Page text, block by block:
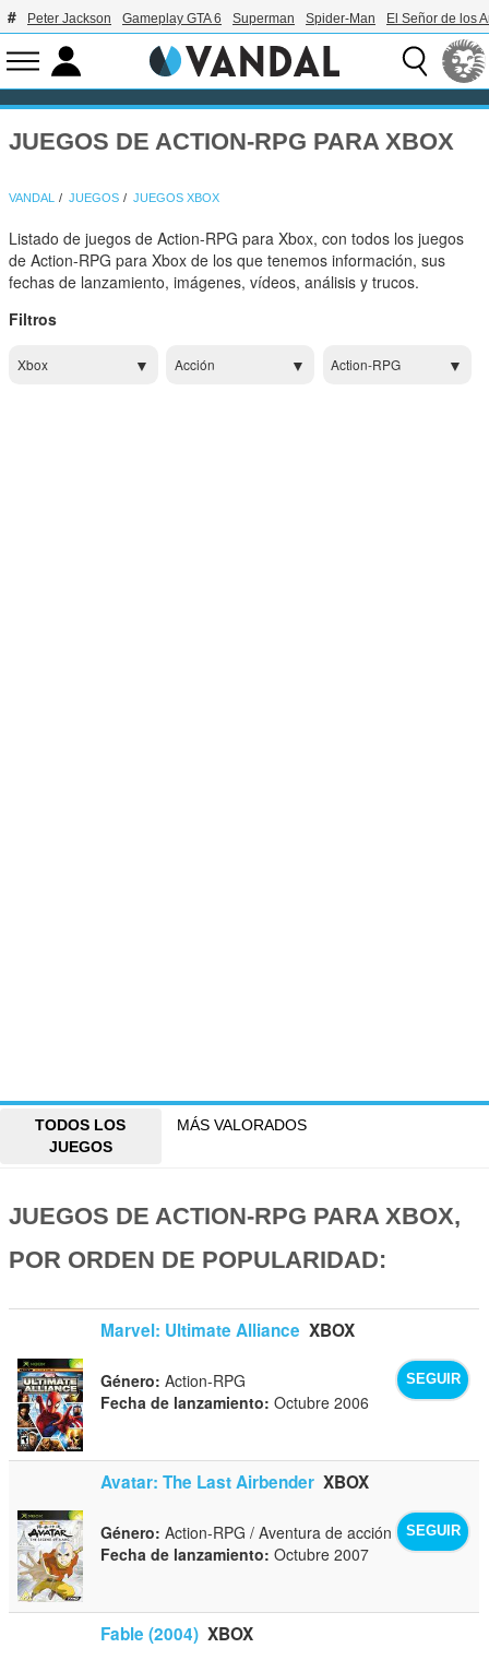
Peter Jackson Gameplay GTA 6 Superman Spider-Man El Señor de los
JUEGOS DE ACTION-RPG PARA XBOX
VANDAL JUEGOS JUEGOS XBOX
Listado de juegos de Action-RPG para Xbox, con todos los juegos
de Action-RPG para Xbox de los que tenemos información, sus
fechas de lanzamiento, imágenes, vídeos, análisis y trucos.
Filtros
Xbox Acción Action-RPG
TODOS LOS
JUEGOS
MÁS VALORADOS
JUEGOS DE ACTION-RPG PARA XBOX,
POR ORDEN DE POPULARIDAD:
Marvel: Ultimate Alliance XBOX
SEGUIR
Género: Action-RPG
Fecha de lanzamiento: Octubre 2006
Avatar: The Last Airbender XBOX
SEGUIR
Género: Action-RPG / Aventura de acción
Fecha de lanzamiento: Octubre 2007
Fable (2004) XBOX